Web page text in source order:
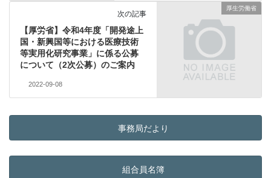
厚生労働省
次の記事
【厚労省】令和4年度「開発途上
国・新興国等における医療技術
等実用化研究事業」に係る公募
について（2次公募）のご案内
2022-09-08
事務局だより
組合員名簿